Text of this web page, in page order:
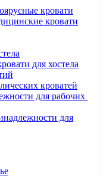
кровати
кровати
для хостела
кроватей
для рабочих
для